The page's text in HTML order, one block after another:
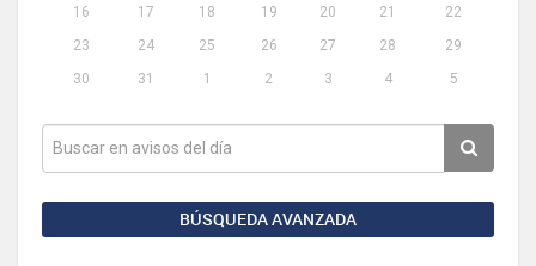
16
17 18 19 20 21
22
23
24 25 26 27 28
29
30
31 1 2 3 4 5
BÚSQUEDA AVANZADA